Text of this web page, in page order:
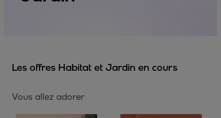
Les offres Habitat et Jardin en cours
Vous allez adorer